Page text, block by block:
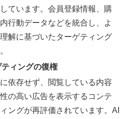
ています。会員登録情報、購
行動データなどを統合し、よ
解に基づいたターゲティング
ィングの復権
依存せず、閲覧している内容
の高い広告を表示するコンテ
ングが再評価されています。AI